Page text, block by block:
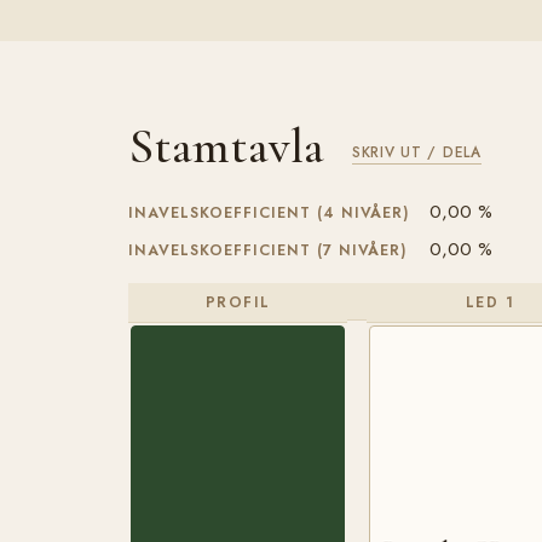
Stamtavla SKRIV UT / DELA
INAVELSKOEFFICIENT (4 NIVÅER) 0,00 %
INAVELSKOEFFICIENT (7 NIVÅER) 0,00 %
PROFIL LED 1